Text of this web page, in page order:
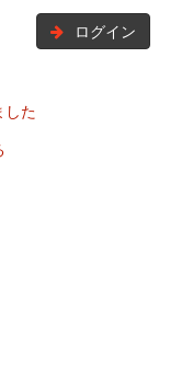
ログイン
した